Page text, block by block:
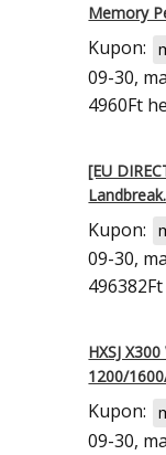
Memory
Kupon:
09-30,
4960Ft
[EU
Kupon:
09-30,
496382Ft
HXSJ
1200/
Kupon:
09-30,